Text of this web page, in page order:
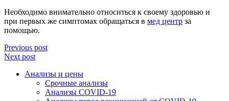
Необходимо внимательно относиться к своему здоровью и
при первых же симптомах обращаться в мед центр за
помощью.
Previous post
Next post
Анализы и цены
Срочные анализы
Анализы COVID-19